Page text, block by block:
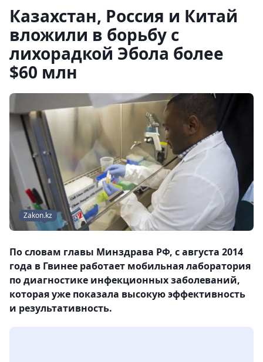
Казахстан, Россия и Китай
вложили в борьбу с
лихорадкой Эбола более
$60 млн
Zakon.kz
По словам главы Минздрава РФ, с августа 2014
года в Гвинее работает мобильная лаборатория
по диагностике инфекционных заболеваний,
которая уже показала высокую эффективность
и результативность.